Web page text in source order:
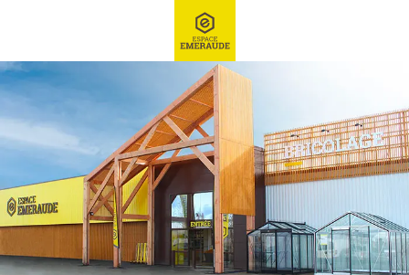
Ex : Robot tondeuse, ...
Turbine, tuyère et autres accessoires